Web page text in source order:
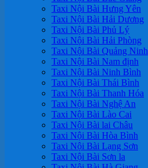
Taxi Nội Bài Hưng Yên
Taxi Nội Bài Hải Dương
Taxi Nội Bài Phủ Lý
Taxi Nội Bài Hải Phòng
Taxi Nội Bài Quảng Ninh
Taxi Nội Bài Nam định
Taxi Nội Bài Ninh Bình
Taxi Nội Bài Thái Bình
Taxi Nội Bài Thanh Hóa
Taxi Nội Bài Nghệ An
Taxi Nội Bài Lào Cai
Taxi Nội Bài lai Châu
Taxi Nội Bài Hòa Bình
Taxi Nội Bài Lạng Sơn
Taxi Nội Bài Sơn la